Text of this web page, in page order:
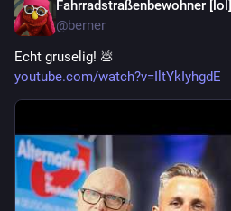
Fahrradstraßenbewohner [lol]
@berner
Echt gruselig! 💩
youtube.com/watch?v=IltYkIyhgdE